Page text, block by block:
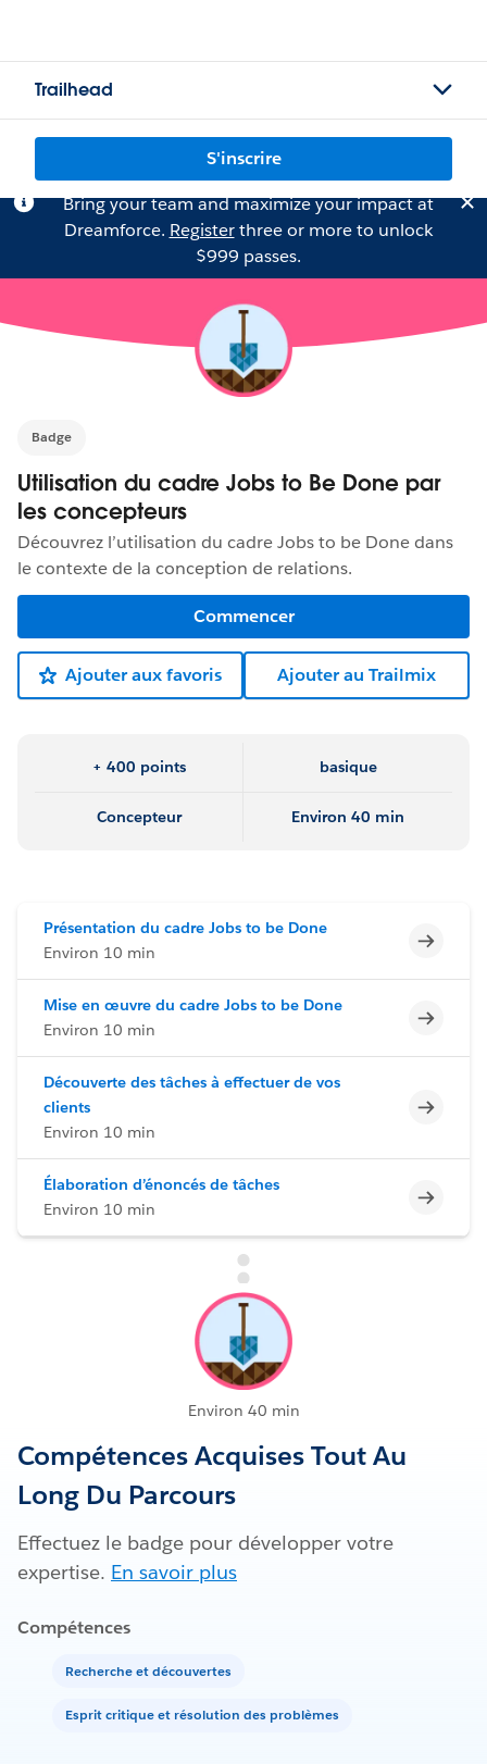
Trailhead
S'inscrire
Bring your team and maximize your impact at
Dreamforce. Registerthree or more to unlock
$999 passes.
Badge
Utilisation du cadre Jobs to Be Done par
les concepteurs
Découvrez l’utilisation du cadre Jobs to be Done dans
le contexte de la conception de relations.
Commencer
Ajouter aux favoris Ajouter au Trailmix
+ 400 points basique
Concepteur Environ 40 min
Présentation du cadre Jobs to be Done
Environ 10 min
Mise en œuvre du cadre Jobs to be Done
Environ 10 min
Découverte des tâches à effectuer de vos
clients
Environ 10 min
Élaboration d’énoncés de tâches
Environ 10 min
Environ 40 min
Compétences Acquises Tout Au
Long Du Parcours
Effectuez le badge pour développer votre
expertise. En savoir plus
Compétences
Recherche et découvertes
Esprit critique et résolution des problèmes